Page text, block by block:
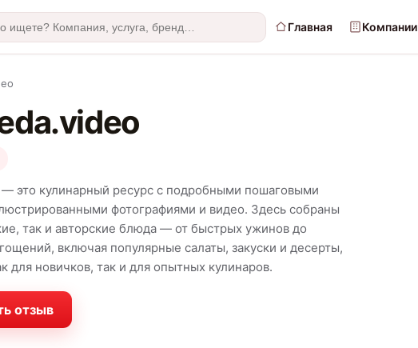
Главная Компании
это кулинарный ресурс с подробными пошаговыми
фотографиями и видео. Здесь собраны
так и авторские блюда — от быстрых ужинов до
включая популярные салаты, закуски и десерты,
для новичков, так и для опытных кулинаров.
отзыв